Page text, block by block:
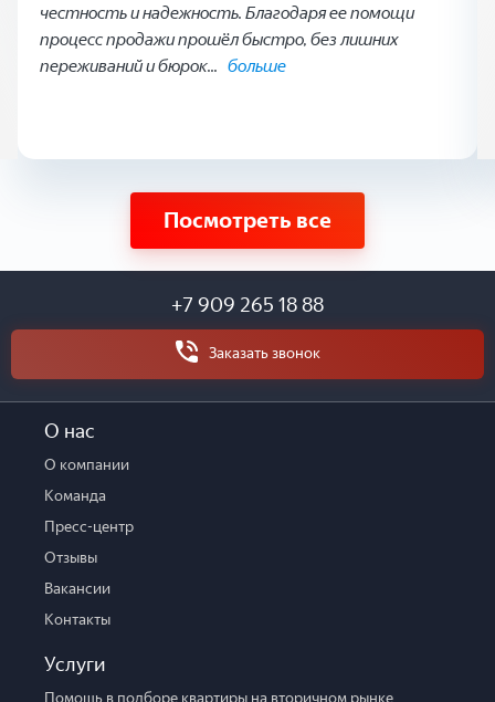
честность и надежность. Благодаря ее помощи
процесс продажи прошёл быстро, без лишних
переживаний и бюрок... больше
Посмотреть все
+7 909 265 18 88
Заказать звонок
О нас
О компании
Команда
Пресс-центр
Отзывы
Вакансии
Контакты
Услуги
Помощь в подборе квартиры на вторичном рынке